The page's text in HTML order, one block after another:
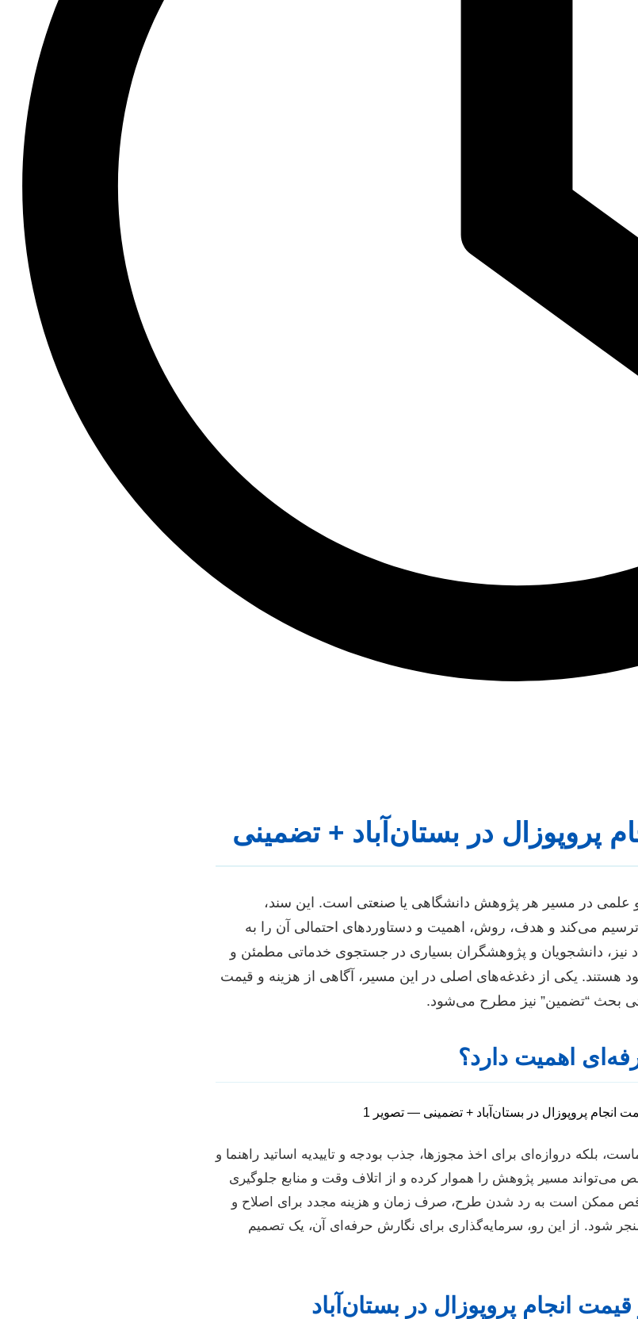
پروپوزال در بستان‌آباد + تضمینی
علمی در مسیر هر پژوهش دانشگاهی یا صنعتی است. این سند،
می‌کند و هدف، روش، اهمیت و دستاوردهای احتمالی آن را به
نیز، دانشجویان و پژوهشگران بسیاری در جستجوی خدماتی مطمئن و
هستند. یکی از دغدغه‌های اصلی در این مسیر، آگاهی از هزینه و قیمت
بحث “تضمین” نیز مطرح می‌شود.
اهمیت دارد؟
بلکه دروازه‌ای برای اخذ مجوزها، جذب بودجه و تاییدیه اساتید راهنما و
مسیر پژوهش را هموار کرده و از اتلاف وقت و منابع جلوگیری
ممکن است به رد شدن طرح، صرف زمان و هزینه مجدد برای اصلاح و
شود. از این رو، سرمایه‌گذاری برای نگارش حرفه‌ای آن، یک تصمیم
انجام پروپوزال در بستان‌آباد